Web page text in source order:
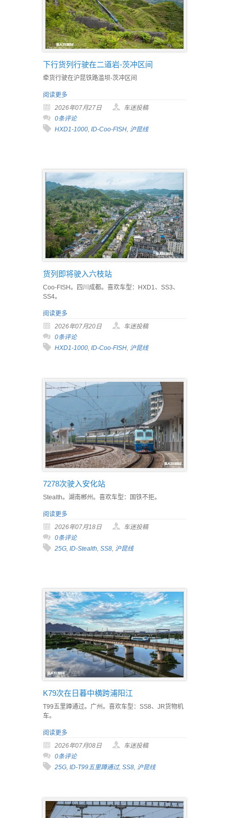
下行货列行驶在二道岩-茨冲区间
牵货行驶在沪昆铁路滥坝-茨冲区间
阅读更多
2026年07月27日
车迷投稿
0条评论
HXD1-1000 ID-Coo-FISH 沪昆线
货列即将驶入六枝站
Coo-FISH。四川成都。喜欢车型：HXD1、SS3、
SS4。
阅读更多
2026年07月20日
车迷投稿
0条评论
HXD1-1000, ID-Coo-FISH, 沪昆线
7278次驶入安化站
Stealth。湖南郴州。喜欢车型：国铁不拒。
阅读更多
2026年07月18日
车迷投稿
0条评论
25G ID-Stealth SS8 沪昆线
K79次在日暮中横跨浦阳江
T99五里蹲通过。广州。喜欢车型：SS8、JR货物机
车。
阅读更多
2026年07月08日
车迷投稿
0条评论
25G, ID-T99五里蹲通过, SS8, 沪昆线